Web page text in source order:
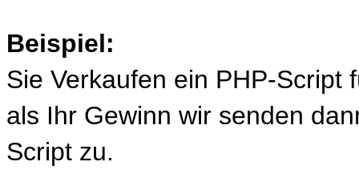
Beispiel:
Sie Verkaufen ein PHP-Script
als Ihr Gewinn wir senden
Script zu.